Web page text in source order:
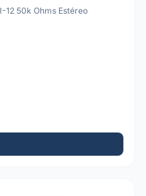
12 50k Ohms Estéreo